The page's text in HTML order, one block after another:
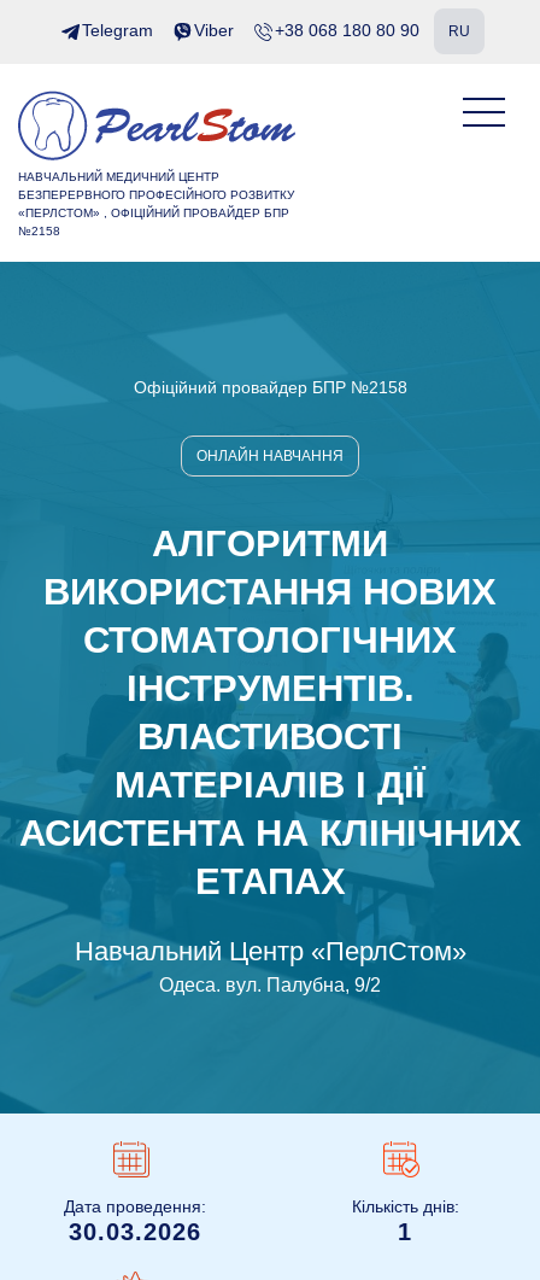
Telegram Viber +38 068 180 80 90 RU
НАВЧАЛЬНИЙ МЕДИЧНИЙ ЦЕНТР
БЕЗПЕРЕРВНОГО ПРОФЕСІЙНОГО РОЗВИТКУ
«ПЕРЛСТОМ» , ОФІЦІЙНИЙ ПРОВАЙДЕР БПР
№2158
Офіційний провайдер БПР №2158
ОНЛАЙН НАВЧАННЯ
АЛГОРИТМИ
ВИКОРИСТАННЯ НОВИХ
СТОМАТОЛОГІЧНИХ
ІНСТРУМЕНТІВ.
ВЛАСТИВОСТІ
МАТЕРІАЛІВ І ДІЇ
АСИСТЕНТА НА КЛІНІЧНИХ
ЕТАПАХ
Навчальний Центр «ПерлСтом»
Одеса. вул. Палубна, 9/2
Дата проведення:
30.03.2026
Кількість днів:
1